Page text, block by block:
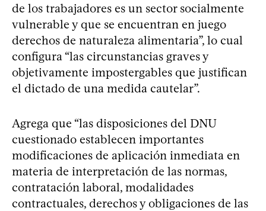
de los trabajadores es un sector socialmente
vulnerable y que se encuentran en juego
derechos de naturaleza alimentaria”, lo cual
configura “las circunstancias graves y
objetivamente impostergables que justifican
el dictado de una medida cautelar”.
Agrega que “las disposiciones del DNU
cuestionado establecen importantes
modificaciones de aplicación inmediata en
materia de interpretación de las normas,
contratación laboral, modalidades
contractuales, derechos y obligaciones de las